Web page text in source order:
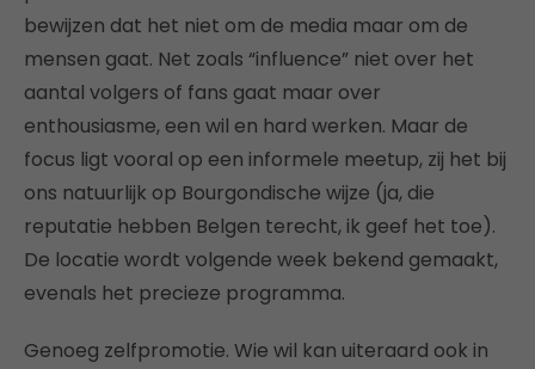
bewijzen dat het niet om de media maar om de
mensen gaat. Net zoals “influence” niet over het
aantal volgers of fans gaat maar over
enthousiasme, een wil en hard werken. Maar de
focus ligt vooral op een informele meetup, zij het bij
ons natuurlijk op Bourgondische wijze (ja, die
reputatie hebben Belgen terecht, ik geef het toe).
De locatie wordt volgende week bekend gemaakt,
evenals het precieze programma.
Genoeg zelfpromotie. Wie wil kan uiteraard ook in